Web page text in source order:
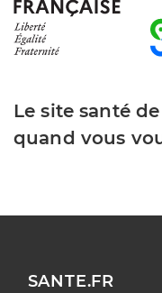
Le site santé
quand vous
SANTE.FR